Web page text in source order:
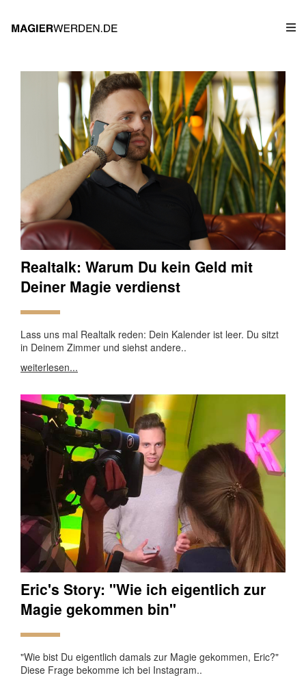
Realtalk: Warum Du kein Geld mit
Deiner Magie verdienst
Lass uns mal Realtalk reden: Dein Kalender ist leer. Du sitzt
in Deinem Zimmer und siehst andere..
weiterlesen...
Eric's Story: "Wie ich eigentlich zur
Magie gekommen bin"
"Wie bist Du eigentlich damals zur Magie gekommen, Eric?"
Diese Frage bekomme ich bei Instagram..